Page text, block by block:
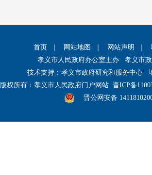
首页 网站地图 网站声明
孝义市人民政府办公室主办 孝义市
技术支持：孝义市政府研究和服务中心
版权所有：孝义市人民政府门户网站 晋ICP备
晋公网安备